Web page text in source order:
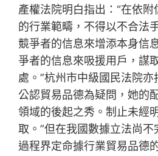
產權法院明白指出：“在依
的行業範疇，不得以不合法
競爭者的信息來增添本身信
爭者的信息來吸援用戶，謀
處。”杭州市中級國民法院亦
公認貿易品德為疑問，她的
領域的後起之秀。制止未經
取。”但在我國數據立法尚
過程界定命據行業貿易品德